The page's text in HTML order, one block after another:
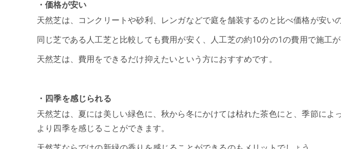
・価格が安い
天然芝は、コンクリートや砂利、レンガなどで庭を舗装するのと比べ価格が安い
同じ芝である人工芝と比較しても費用が安く、人工芝の約10分の1の費用で施工が
天然芝は、費用をできるだけ抑えたいという方におすすめです。
・四季を感じられる
天然芝は、夏には美しい緑色に、秋から冬にかけては枯れた茶色にと、季節によ
より四季を感じることができます。